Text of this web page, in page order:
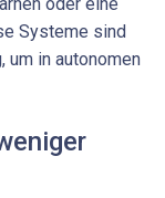
Systeme sind
um in autonomen